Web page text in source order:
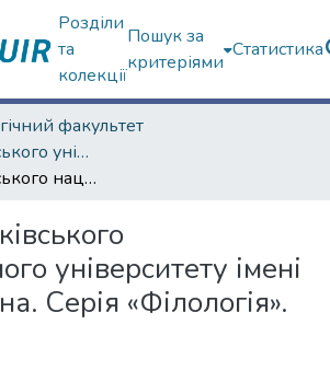
Розділи
та
колекції
Пошук за
критеріями
Статистика
факультет
Вісник Харківського університету. Серія "Філологія"
Вісник Харківського національного університету імені В.Н. Каразіна. Серія «Філологія». Випуск 86
університету імені
Серія «Філологія».